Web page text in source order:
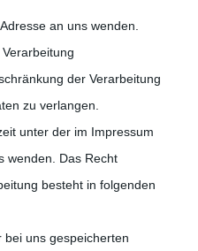
an uns wenden.
der Verarbeitung
zu verlangen.
unter der im Impressum
wenden. Das Recht
besteht in folgenden
bei uns gespeicherten